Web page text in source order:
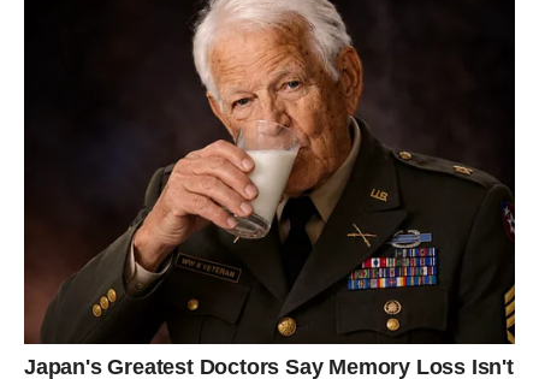
čemu izbjegava kofein, pa čak i zeleni čaj, zbog straha od
ovisnosti. Njezin fokus je na alternativama koje pomažu u
postizanju unutarnjeg mira, ali i omogućuju održavanje
koncentracije tijekom dana.
Jedan od načina na koji Jelena održava vitalnost je redovito
konzumiranje čaja od kurkume, koji smatra ključnim dodatkom
svojoj prehrani. Kurkuma je začin koji je poznat po brojnim
zdravstvenim koristima. Ima snažna protuupalna svojstva,
poboljšava funkciju jetre, podiže imunitet te može pomoći u
procesu mršavljenja. Naime, kurkumin, aktivni sastojak
kurkume, pomaže ubrzati metabolizam, što dovodi do brže